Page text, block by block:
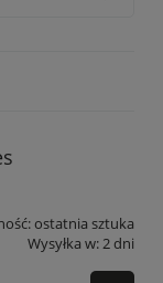
ostatnia sztuka
Wysyłka w:2 dni